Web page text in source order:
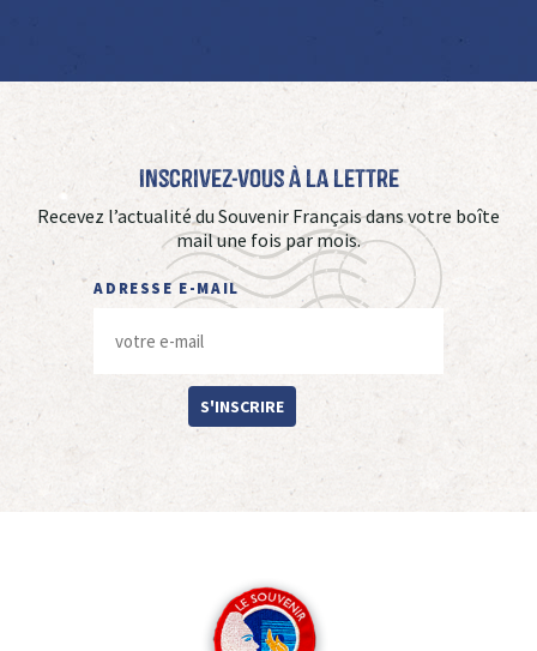
Inscrivez-vous à La Lettre
Recevez l’actualité du Souvenir Français dans votre boîte
mail une fois par mois.
ADRESSE E-MAIL
S'INSCRIRE